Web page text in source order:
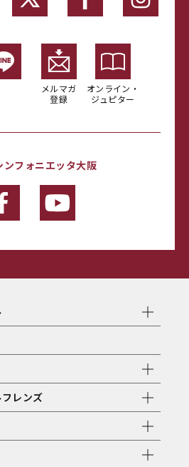
メルマガ
登録
オンライン・
ジュピター
ンフォニエッタ大阪
レンズ